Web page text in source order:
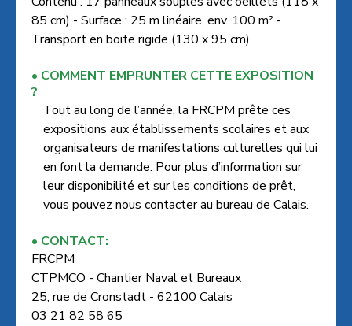
85 cm) - Surface : 25 m linéaire, env. 100 m² -
Transport en boite rigide (130 x 95 cm)
COMMENT EMPRUNTER CETTE EXPOSITION
?
Tout au long de l’année, la FRCPM prête ces
expositions aux établissements scolaires et aux
organisateurs de manifestations culturelles qui lui
en font la demande. Pour plus d’information sur
leur disponibilité et sur les conditions de prêt,
vous pouvez nous contacter au bureau de Calais.
CONTACT:
FRCPM
CTPMCO - Chantier Naval et Bureaux
25, rue de Cronstadt - 62100 Calais
03 21 82 58 65